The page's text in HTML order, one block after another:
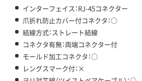
インターフェイス：RJ-45コネクター
爪折れ防止カバー付コネクタ：○
結線方式：ストレート結線
コネクタ有無：両端コネクター付
モールド加工コネクタ：○
レングスマーク付：×